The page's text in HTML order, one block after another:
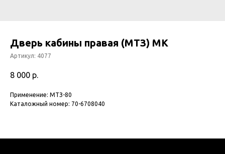
Дверь кабины правая (МТЗ) МК
Артикул: 4077
8 000 р.
Применение: МТЗ-80
Каталожный номер: 70-6708040